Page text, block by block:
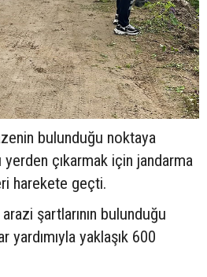
bulunduğu noktaya
çıkarmak için jandarma
harekete geçti.
şartlarının bulunduğu
yaklaşık 600